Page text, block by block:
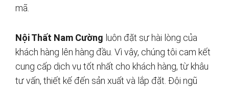
mã.
Nội Thất Nam Cường luôn đặt sự hài lòng của
khách hàng lên hàng đầu. Vì vậy, chúng tôi cam kết
cung cấp dịch vụ tốt nhất cho khách hàng, từ khâu
tư vấn, thiết kế đến sản xuất và lắp đặt. Đội ngũ